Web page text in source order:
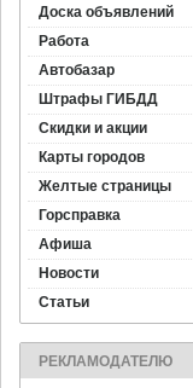
Доска объявлений
Работа
Автобазар
Штрафы ГИБДД
Скидки и акции
Карты городов
Желтые страницы
Горсправка
Афиша
Новости
Статьи
РЕКЛАМОДАТЕЛЮ